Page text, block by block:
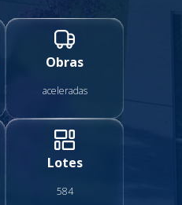
Obras
aceleradas
Lotes
584